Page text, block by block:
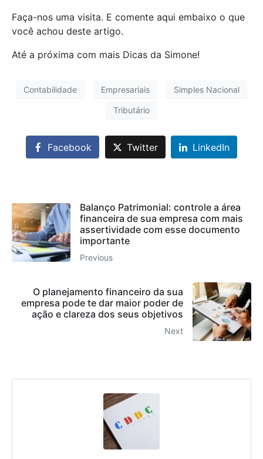
Faça-nos uma visita. E comente aqui embaixo o que
você achou deste artigo.
Até a próxima com mais Dicas da Simone!
Contabilidade Empresariais Simples Nacional
Tributário
Facebook Twitter LinkedIn
Balanço Patrimonial: controle a área
financeira de sua empresa com mais
assertividade com esse documento
importante
Previous
O planejamento financeiro da sua
empresa pode te dar maior poder de
ação e clareza dos seus objetivos
Next